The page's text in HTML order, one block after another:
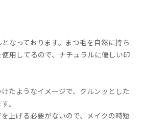
なっております。まつ毛を自然に持ち
用してるので、ナチュラルに優しい印
たようなイメージで、クルンッとした
。
上げる必要がないので、メイクの時短